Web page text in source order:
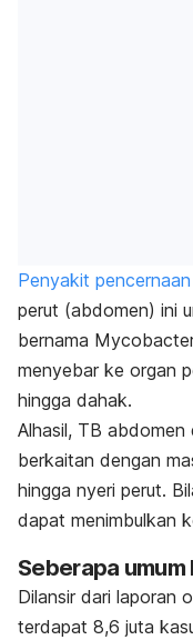
Penyakit pencernaan
perut (abdomen) ini
bernama
menyebar ke organ
hingga dahak.
Alhasil, TB abdomen
berkaitan dengan
hingga nyeri perut.
dapat menimbulkan
Seberapa umum
Dilansir dari laporan
terdapat 8,6 juta